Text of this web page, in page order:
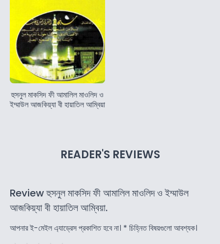
হুসনুল মাকসিদ ফী আমালিল মাওলিদ ও
ইম্মাউল আজকিয়্যা বী হায়াতিল আম্বিয়া
READER'S REVIEWS
Review হুসনুল মাকসিদ ফী আমালিল মাওলিদ ও ইম্মাউল
আজকিয়্যা বী হায়াতিল আম্বিয়া.
আপনার ই-মেইল এ্যাড্রেস প্রকাশিত হবে না। * চিহ্নিত বিষয়গুলো আবশ্যক।